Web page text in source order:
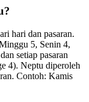
hari dan pasaran.
5, Senin 4,
setiap pasaran
4). Neptu diperoleh
Contoh: Kamis